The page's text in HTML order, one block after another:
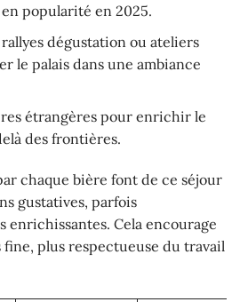
popularité en 2025.
dégustation ou ateliers
le palais dans une ambiance
étrangères pour enrichir le
des frontières.
chaque bière font de ce séjour
gustatives, parfois
enrichissantes. Cela encourage
plus respectueuse du travail